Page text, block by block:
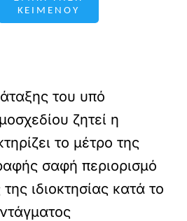
ΚΕΙΜΕΝΟΥ
του υπό
ζητεί η
το μέτρο της
σαφή περιορισμό
ιδιοκτησίας κατά το